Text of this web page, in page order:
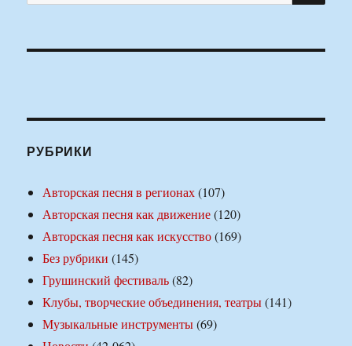
РУБРИКИ
Авторская песня в регионах(107)
Авторская песня как движение(120)
Авторская песня как искусство(169)
Без рубрики (145)
Грушинский фестиваль(82)
Клубы, творческие объединения, театры(141)
Музыкальные инструменты(69)